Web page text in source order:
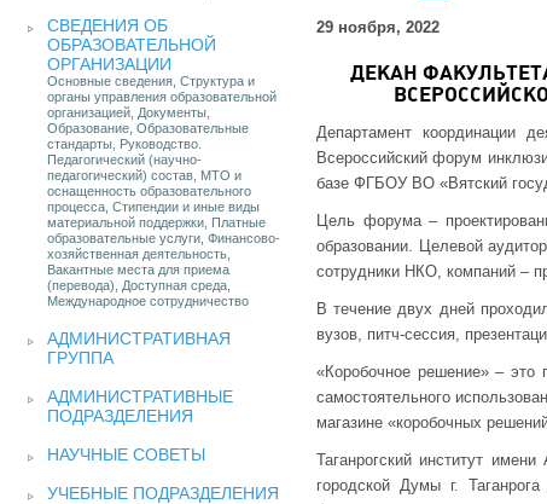
СВЕДЕНИЯ ОБ
ОБРАЗОВАТЕЛЬНОЙ
ОРГАНИЗАЦИИ
Основные сведения, Структура и
органы управления образовательной
организацией, Документы,
Образование, Образовательные
стандарты, Руководство.
Педагогический (научно-
педагогический) состав, МТО и
оснащенность образовательного
процесса, Стипендии и иные виды
материальной поддержки, Платные
образовательные услуги, Финансово-
хозяйственная деятельность,
Вакантные места для приема
(перевода), Доступная среда,
Международное сотрудничество
АДМИНИСТРАТИВНАЯ
ГРУППА
АДМИНИСТРАТИВНЫЕ
ПОДРАЗДЕЛЕНИЯ
НАУЧНЫЕ СОВЕТЫ
УЧЕБНЫЕ ПОДРАЗДЕЛЕНИЯ
29 ноября, 2022
ДЕКАН
Департамент координации
Всероссийский форум
базе ФГБОУ ВО «Вятский
Цель форума –
образовании. Целевой
сотрудники НКО, компаний –
В течение двух дней
вузов, питч-сессия,
«Коробочное решение» – это
самостоятельного
магазине «коробочных
Таганрогский институт
городской Думы г.